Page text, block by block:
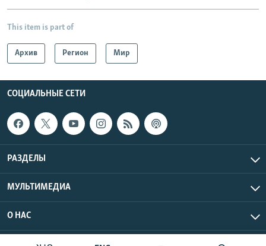
This item is part of
Архив Регион Мир
СОЦИАЛЬНЫЕ СЕТИ
РАЗДЕЛЫ
МУЛЬТИМЕДИА
О НАС